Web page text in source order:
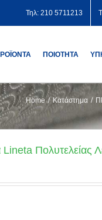
Τηλ: 210 5711213
ΠΟΙΟΤΗΤΑ
Home / Κατάστημα /
Lineta Πολυτελείας